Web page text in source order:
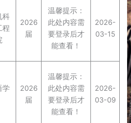
科
程
2026
届
温馨提示：
此处内容需
要登录后才
能查看！
2026-
03-15
学
2026
届
温馨提示：
此处内容需
要登录后才
能查看！
2026-
03-09